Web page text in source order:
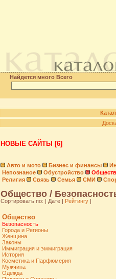
Найдется много Всего
НОВЫЕ САЙТЫ [6]
Авто и мото Бизнес и финансы
Непознаное
Обустройство
Религия
Связь Семья СМИ
Общество /
Сортировать по: | Дате | Рейтингу|
Общество
Безопасность
Города и Регионы
Женщина
Законы
Иммиграция и эммиграция
История
Косметика и Парфюмерия
Мужчина
Одежда